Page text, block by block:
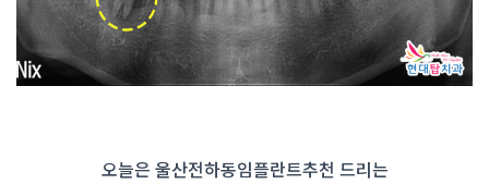
오늘은 울산전하동임플란트추천 드리는